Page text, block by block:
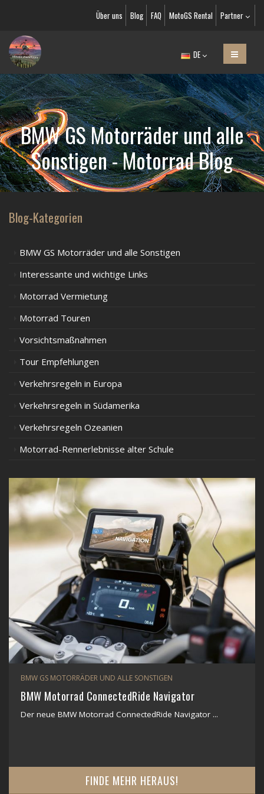
Über uns Blog FAQ MotoGS Rental Partner
DE
BMW GS Motorräder und alle
Sonstigen - Motorrad Blog
Blog-Kategorien
BMW GS Motorräder und alle Sonstigen
Interessante und wichtige Links
Motorrad Vermietung
Motorrad Touren
Vorsichtsmaßnahmen
Tour Empfehlungen
Verkehrsregeln in Europa
Verkehrsregeln in Südamerika
Verkehrsregeln Ozeanien
Motorrad-Rennerlebnisse alter Schule
BMW GS MOTORRÄDER UND ALLE SONSTIGEN
BMW Motorrad ConnectedRide Navigator
Der neue BMW Motorrad ConnectedRide Navigator ...
FINDE MEHR HERAUS!